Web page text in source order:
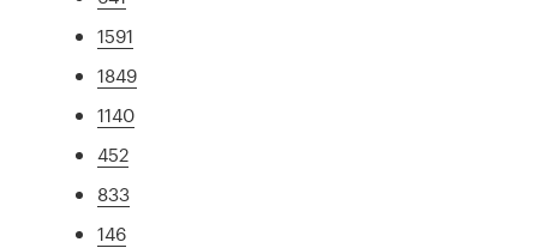
1591
1849
1140
452
833
146